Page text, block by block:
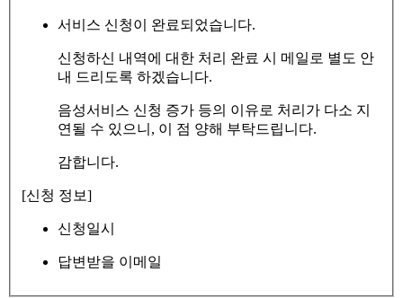
서비스 신청이 완료되었습니다.
신청하신 내역에 대한 처리 완료 시 메일로 별도 안
내 드리도록 하겠습니다.
음성서비스 신청 증가 등의 이유로 처리가 다소 지
연될 수 있으니, 이 점 양해 부탁드립니다.
감합니다.
[신청 정보]
신청일시
답변받을 이메일